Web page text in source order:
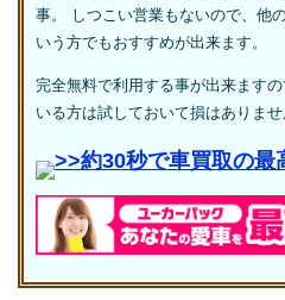
事。 しつこい営業もないので、他
いう方でもおすすめが出来ます。
完全無料で利用する事が出来ます
いる方は試しておいて損はありませ
>>約30秒で車買取の最